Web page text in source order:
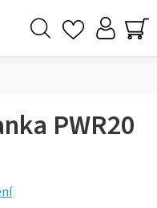
PWR20